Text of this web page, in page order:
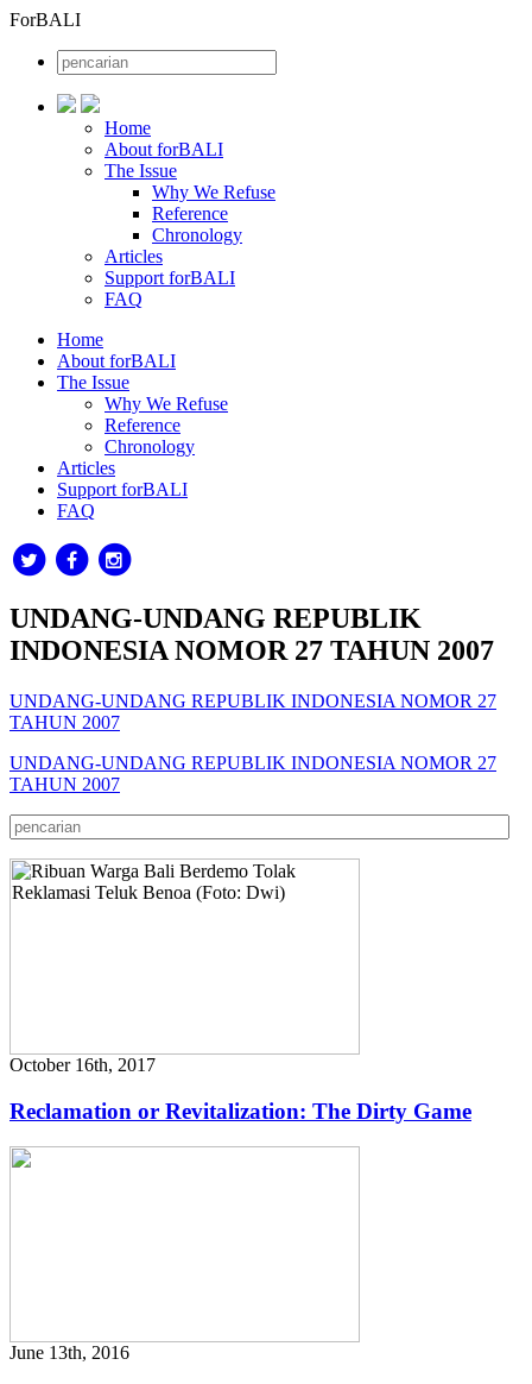
ForBALI
Home
About forBALI
The Issue
Why We Refuse
Reference
Chronology
Articles
Support forBALI
FAQ
Home
About forBALI
The Issue
Why We Refuse
Reference
Chronology
Articles
Support forBALI
FAQ
UNDANG-UNDANG REPUBLIK
INDONESIA NOMOR 27 TAHUN 2007
UNDANG-UNDANG REPUBLIK INDONESIA NOMOR 27
TAHUN 2007
UNDANG-UNDANG REPUBLIK INDONESIA NOMOR 27
TAHUN 2007
October 16th, 2017
Reclamation or Revitalization: The Dirty Game
June 13th, 2016